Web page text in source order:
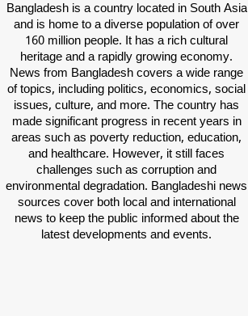
Bangladesh is a country located in South Asia
and is home to a diverse population of over
160 million people. It has a rich cultural
heritage and a rapidly growing economy.
News from Bangladesh covers a wide range
of topics, including politics, economics, social
issues, culture, and more. The country has
made significant progress in recent years in
areas such as poverty reduction, education,
and healthcare. However, it still faces
challenges such as corruption and
environmental degradation. Bangladeshi news
sources cover both local and international
news to keep the public informed about the
latest developments and events.